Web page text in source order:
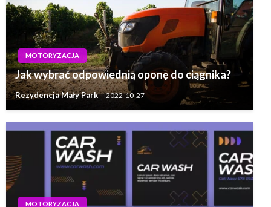
MOTORYZACJA
Jak wybrać odpowiednią oponę do ciągnika?
Rezydencja Mały Park 2022-10-27
MOTORYZACJA